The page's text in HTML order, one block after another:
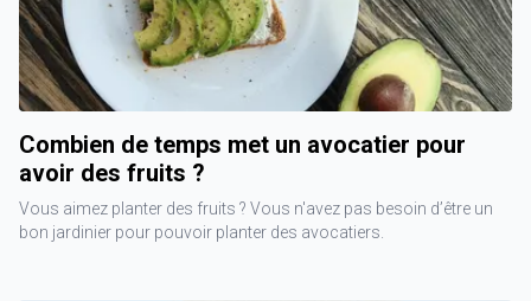
Combien de temps met un avocatier pour
avoir des fruits ?
Vous aimez planter des fruits ? Vous n'avez pas besoin d’être un
bon jardinier pour pouvoir planter des avocatiers.